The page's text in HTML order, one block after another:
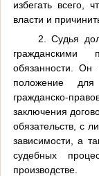
избегать всего,
власти и
2. Судья
гражданскими
обязанности. Он
положение
гражданско-
заключения
обязательств, с
зависимости, а
судебных
производстве.